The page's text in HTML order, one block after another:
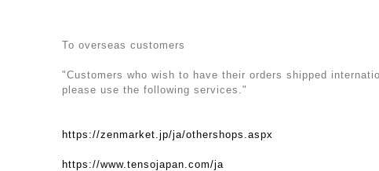
To overseas customers
"Customers who wish to have their orders shipped
please use the following services."
https://zenmarket.jp/ja/othershops.aspx
https://www.tensojapan.com/ja